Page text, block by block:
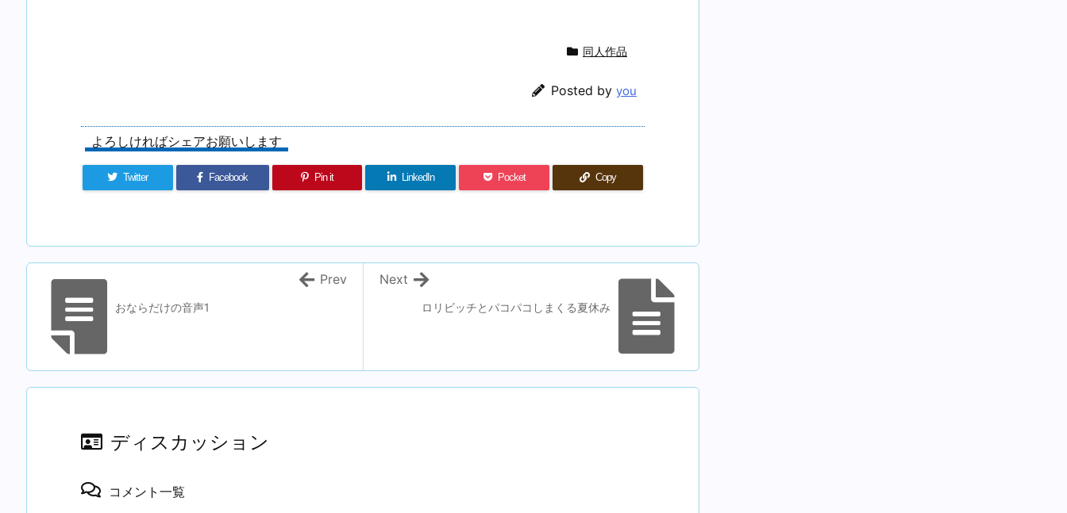
同人作品
Posted by you
よろしければシェアお願いします
Twitter Facebook Pin it LinkedIn Pocket Copy
ロリビッチとパコパコしまくる夏休み
Next
おならだけの音声1
Prev
ディスカッション
コメント一覧